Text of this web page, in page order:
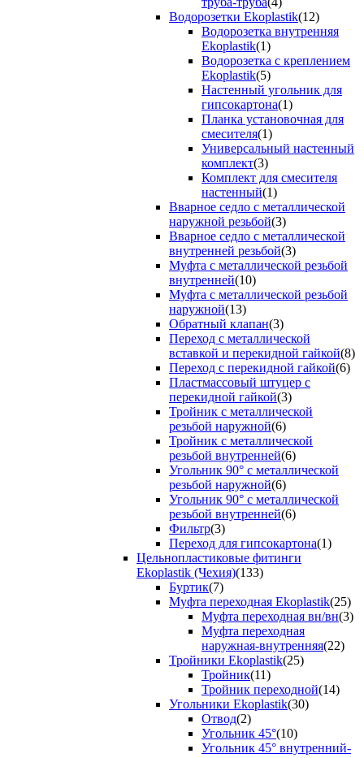
Водорозетки Ekoplastik(12)
Водорозетка внутренняя
Ekoplastik(1)
Водорозетка с креплением
Ekoplastik(5)
Настенный угольник для
гипсокартона(1)
Планка установочная для
смесителя(1)
Универсальный настенный
комплект(3)
Комплект для смесителя
настенный(1)
Вварное седло с металлической
наружной резьбой(3)
Вварное седло с металлической
внутренней резьбой(3)
Муфта с металлической резьбой
внутренней(10)
Муфта с металлической резьбой
наружной(13)
Обратный клапан(3)
Переход с металлической
вставкой и перекидной гайкой(8)
Переход с перекидной гайкой(6)
Пластмассовый штуцер с
перекидной гайкой(3)
Тройник с металлической
резьбой наружной(6)
Тройник с металлической
резьбой внутренней(6)
Угольник 90° с металлической
резьбой наружной(6)
Угольник 90° с металлической
резьбой внутренней(6)
Фильтр(3)
Переход для гипсокартона(1)
Цельнопластиковые фитинги
Ekoplastik (Чехия)(133)
Буртик(7)
Муфта переходная Ekoplastik(25)
Муфта переходная вн/вн(3)
Муфта переходная
наружная-внутренняя(22)
Тройники Ekoplastik(25)
Тройник(11)
Тройник переходной(14)
Угольники Ekoplastik(30)
Отвод(2)
Угольник 45°(10)
Угольник 45° внутренний-